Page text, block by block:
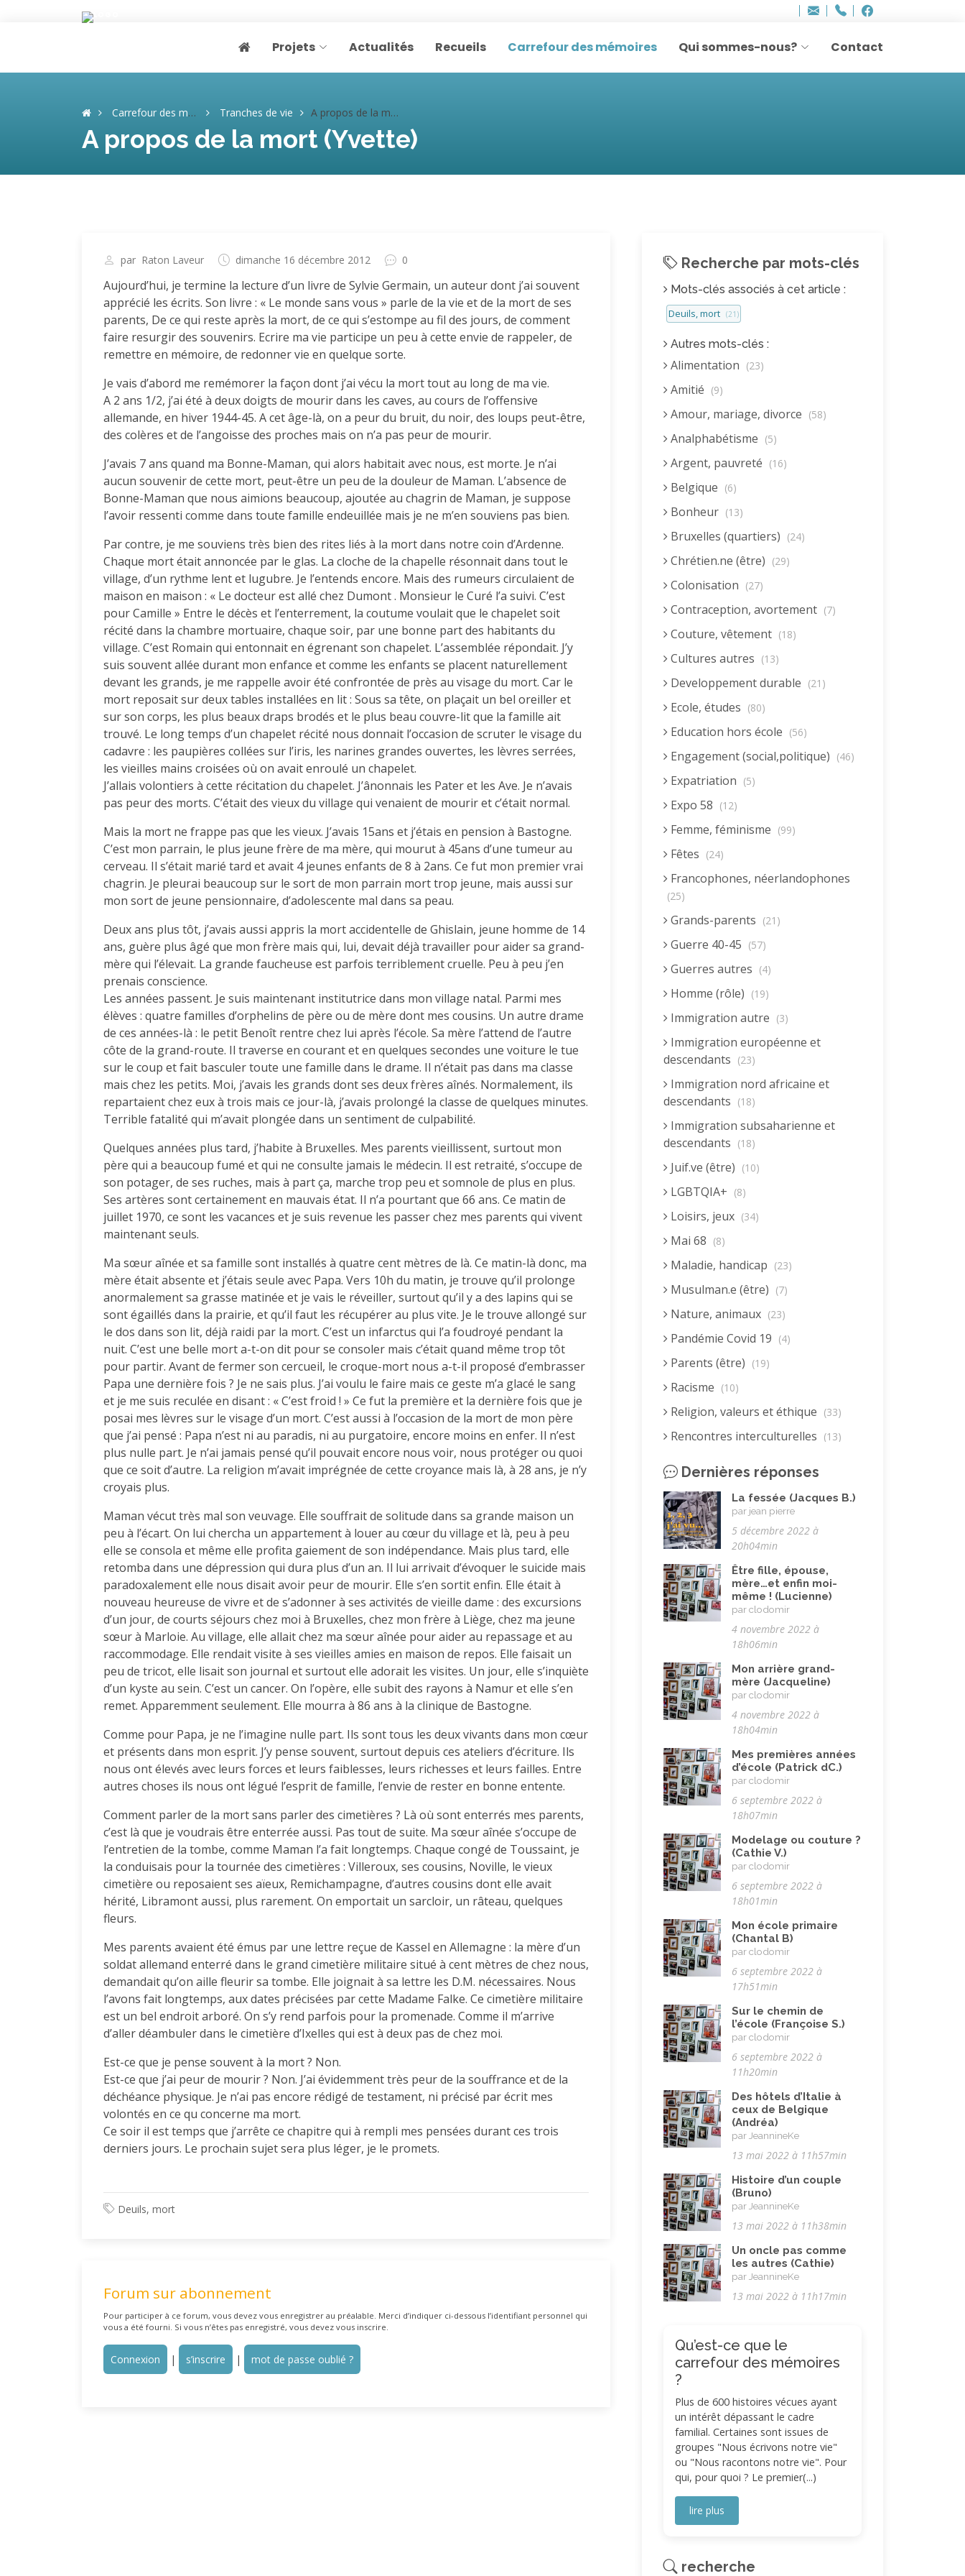
Adresse
mail
info..hâthe..
Tel.
Tel.
Page home
Projets Actualités Recueils Carrefour des mémoires Qui sommes-nous? Contact
Carrefour des mémoires Tranches de vie A propos de la mort (Yvette)
A propos de la mort (Yvette)
par Raton Laveur dimanche 16 décembre 2012 0
Aujourd’hui, je termine la lecture d’un livre de Sylvie Germain, un auteur dont j’ai souvent
apprécié les écrits. Son livre : « Le monde sans vous » parle de la vie et de la mort de ses
parents, De ce qui reste après la mort, de ce qui s’estompe au fil des jours, de comment
faire resurgir des souvenirs. Ecrire ma vie participe un peu à cette envie de rappeler, de
remettre en mémoire, de redonner vie en quelque sorte.
Je vais d’abord me remémorer la façon dont j’ai vécu la mort tout au long de ma vie.
A 2 ans 1/2, j’ai été à deux doigts de mourir dans les caves, au cours de l’offensive
allemande, en hiver 1944-45. A cet âge-là, on a peur du bruit, du noir, des loups peut-être,
des colères et de l’angoisse des proches mais on n’a pas peur de mourir.
J’avais 7 ans quand ma Bonne-Maman, qui alors habitait avec nous, est morte. Je n’ai
aucun souvenir de cette mort, peut-être un peu de la douleur de Maman. L’absence de
Bonne-Maman que nous aimions beaucoup, ajoutée au chagrin de Maman, je suppose
l’avoir ressenti comme dans toute famille endeuillée mais je ne m’en souviens pas bien.
Par contre, je me souviens très bien des rites liés à la mort dans notre coin d’Ardenne.
Chaque mort était annoncée par le glas. La cloche de la chapelle résonnait dans tout le
village, d’un rythme lent et lugubre. Je l’entends encore. Mais des rumeurs circulaient de
maison en maison : « Le docteur est allé chez Dumont . Monsieur le Curé l’a suivi. C’est
pour Camille » Entre le décès et l’enterrement, la coutume voulait que le chapelet soit
récité dans la chambre mortuaire, chaque soir, par une bonne part des habitants du
village. C’est Romain qui entonnait en égrenant son chapelet. L’assemblée répondait. J’y
suis souvent allée durant mon enfance et comme les enfants se placent naturellement
devant les grands, je me rappelle avoir été confrontée de près au visage du mort. Car le
mort reposait sur deux tables installées en lit : Sous sa tête, on plaçait un bel oreiller et
sur son corps, les plus beaux draps brodés et le plus beau couvre-lit que la famille ait
trouvé. Le long temps d’un chapelet récité nous donnait l’occasion de scruter le visage du
cadavre : les paupières collées sur l’iris, les narines grandes ouvertes, les lèvres serrées,
les vieilles mains croisées où on avait enroulé un chapelet.
J’allais volontiers à cette récitation du chapelet. J’ânonnais les Pater et les Ave. Je n’avais
pas peur des morts. C’était des vieux du village qui venaient de mourir et c’était normal.
Mais la mort ne frappe pas que les vieux. J’avais 15ans et j’étais en pension à Bastogne.
C’est mon parrain, le plus jeune frère de ma mère, qui mourut à 45ans d’une tumeur au
cerveau. Il s’était marié tard et avait 4 jeunes enfants de 8 à 2ans. Ce fut mon premier vrai
chagrin. Je pleurai beaucoup sur le sort de mon parrain mort trop jeune, mais aussi sur
mon sort de jeune pensionnaire, d’adolescente mal dans sa peau.
Deux ans plus tôt, j’avais aussi appris la mort accidentelle de Ghislain, jeune homme de 14
ans, guère plus âgé que mon frère mais qui, lui, devait déjà travailler pour aider sa grand-
mère qui l’élevait. La grande faucheuse est parfois terriblement cruelle. Peu à peu j’en
prenais conscience.
Les années passent. Je suis maintenant institutrice dans mon village natal. Parmi mes
élèves : quatre familles d’orphelins de père ou de mère dont mes cousins. Un autre drame
de ces années-là : le petit Benoît rentre chez lui après l’école. Sa mère l’attend de l’autre
côte de la grand-route. Il traverse en courant et en quelques secondes une voiture le tue
sur le coup et fait basculer toute une famille dans le drame. Il n’était pas dans ma classe
mais chez les petits. Moi, j’avais les grands dont ses deux frères aînés. Normalement, ils
repartaient chez eux à trois mais ce jour-là, j’avais prolongé la classe de quelques minutes.
Terrible fatalité qui m’avait plongée dans un sentiment de culpabilité.
Quelques années plus tard, j’habite à Bruxelles. Mes parents vieillissent, surtout mon
père qui a beaucoup fumé et qui ne consulte jamais le médecin. Il est retraité, s’occupe de
son potager, de ses ruches, mais à part ça, marche trop peu et somnole de plus en plus.
Ses artères sont certainement en mauvais état. Il n’a pourtant que 66 ans. Ce matin de
juillet 1970, ce sont les vacances et je suis revenue les passer chez mes parents qui vivent
maintenant seuls.
Ma sœur aînée et sa famille sont installés à quatre cent mètres de là. Ce matin-là donc, ma
mère était absente et j’étais seule avec Papa. Vers 10h du matin, je trouve qu’il prolonge
anormalement sa grasse matinée et je vais le réveiller, surtout qu’il y a des lapins qui se
sont égaillés dans la prairie, et qu’il faut les récupérer au plus vite. Je le trouve allongé sur
le dos dans son lit, déjà raidi par la mort. C’est un infarctus qui l’a foudroyé pendant la
nuit. C’est une belle mort a-t-on dit pour se consoler mais c’était quand même trop tôt
pour partir. Avant de fermer son cercueil, le croque-mort nous a-t-il proposé d’embrasser
Papa une dernière fois ? Je ne sais plus. J’ai voulu le faire mais ce geste m’a glacé le sang
et je me suis reculée en disant : « C’est froid ! » Ce fut la première et la dernière fois que je
posai mes lèvres sur le visage d’un mort. C’est aussi à l’occasion de la mort de mon père
que j’ai pensé : Papa n’est ni au paradis, ni au purgatoire, encore moins en enfer. Il n’est
plus nulle part. Je n’ai jamais pensé qu’il pouvait encore nous voir, nous protéger ou quoi
que ce soit d’autre. La religion m’avait imprégnée de cette croyance mais là, à 28 ans, je n’y
croyais plus.
Maman vécut très mal son veuvage. Elle souffrait de solitude dans sa grande maison un
peu à l’écart. On lui chercha un appartement à louer au cœur du village et là, peu à peu
elle se consola et même elle profita gaiement de son indépendance. Mais plus tard, elle
retomba dans une dépression qui dura plus d’un an. Il lui arrivait d’évoquer le suicide mais
paradoxalement elle nous disait avoir peur de mourir. Elle s’en sortit enfin. Elle était à
nouveau heureuse de vivre et de s’adonner à ses activités de vieille dame : des excursions
d’un jour, de courts séjours chez moi à Bruxelles, chez mon frère à Liège, chez ma jeune
sœur à Marloie. Au village, elle allait chez ma sœur aînée pour aider au repassage et au
raccommodage. Elle rendait visite à ses vieilles amies en maison de repos. Elle faisait un
peu de tricot, elle lisait son journal et surtout elle adorait les visites. Un jour, elle s’inquiète
d’un kyste au sein. C’est un cancer. On l’opère, elle subit des rayons à Namur et elle s’en
remet. Apparemment seulement. Elle mourra à 86 ans à la clinique de Bastogne.
Comme pour Papa, je ne l’imagine nulle part. Ils sont tous les deux vivants dans mon cœur
et présents dans mon esprit. J’y pense souvent, surtout depuis ces ateliers d’écriture. Ils
nous ont élevés avec leurs forces et leurs faiblesses, leurs richesses et leurs failles. Entre
autres choses ils nous ont légué l’esprit de famille, l’envie de rester en bonne entente.
Comment parler de la mort sans parler des cimetières ? Là où sont enterrés mes parents,
c’est là que je voudrais être enterrée aussi. Pas tout de suite. Ma sœur aînée s’occupe de
l’entretien de la tombe, comme Maman l’a fait longtemps. Chaque congé de Toussaint, je
la conduisais pour la tournée des cimetières : Villeroux, ses cousins, Noville, le vieux
cimetière ou reposaient ses aïeux, Remichampagne, d’autres cousins dont elle avait
hérité, Libramont aussi, plus rarement. On emportait un sarcloir, un râteau, quelques
fleurs.
Mes parents avaient été émus par une lettre reçue de Kassel en Allemagne : la mère d’un
soldat allemand enterré dans le grand cimetière militaire situé à cent mètres de chez nous,
demandait qu’on aille fleurir sa tombe. Elle joignait à sa lettre les D.M. nécessaires. Nous
l’avons fait longtemps, aux dates précisées par cette Madame Falke. Ce cimetière militaire
est un bel endroit arboré. On s’y rend parfois pour la promenade. Comme il m’arrive
d’aller déambuler dans le cimetière d’Ixelles qui est à deux pas de chez moi.
Est-ce que je pense souvent à la mort ? Non.
Est-ce que j’ai peur de mourir ? Non. J’ai évidemment très peur de la souffrance et de la
déchéance physique. Je n’ai pas encore rédigé de testament, ni précisé par écrit mes
volontés en ce qu concerne ma mort.
Ce soir il est temps que j’arrête ce chapitre qui à rempli mes pensées durant ces trois
derniers jours. Le prochain sujet sera plus léger, je le promets.
Deuils, mort
Forum sur abonnement
Pour participer à ce forum, vous devez vous enregistrer au préalable. Merci d’indiquer ci-dessous l’identifiant personnel qui
vous a été fourni. Si vous n’êtes pas enregistré, vous devez vous inscrire.
Connexion | s’inscrire | mot de passe oublié ?
Recherche par mots-clés
Mots-clés associés à cet article :
Deuils, mort (21)
Autres mots-clés :
Alimentation (23)
Amitié (9)
Amour, mariage, divorce (58)
Analphabétisme (5)
Argent, pauvreté (16)
Belgique (6)
Bonheur (13)
Bruxelles (quartiers) (24)
Chrétien.ne (être) (29)
Colonisation (27)
Contraception, avortement (7)
Couture, vêtement (18)
Cultures autres (13)
Developpement durable (21)
Ecole, études (80)
Education hors école (56)
Engagement (social,politique) (46)
Expatriation (5)
Expo 58 (12)
Femme, féminisme (99)
Fêtes (24)
Francophones, néerlandophones
(25)
Grands-parents (21)
Guerre 40-45 (57)
Guerres autres (4)
Homme (rôle) (19)
Immigration autre (3)
Immigration européenne et
descendants (23)
Immigration nord africaine et
descendants (18)
Immigration subsaharienne et
descendants (18)
Juif.ve (être) (10)
LGBTQIA+ (8)
Loisirs, jeux (34)
Mai 68 (8)
Maladie, handicap (23)
Musulman.e (être) (7)
Nature, animaux (23)
Pandémie Covid 19 (4)
Parents (être) (19)
Racisme (10)
Religion, valeurs et éthique (33)
Rencontres interculturelles (13)
Solidarité (24)
Solitude (8)
Travail (102)
Vacances (19)
Vie quotidienne (44)
Voyages (38)
Dernières réponses
La fessée (Jacques B.)
par jean pierre
5 décembre 2022 à
20h04min
Être fille, épouse,
mère…et enfin moi-
même ! (Lucienne)
par clodomir
4 novembre 2022 à
18h06min
Mon arrière grand-
mère (Jacqueline)
par clodomir
4 novembre 2022 à
18h04min
Mes premières années
d’école (Patrick dC.)
par clodomir
6 septembre 2022 à
18h07min
Modelage ou couture ?
(Cathie V.)
par clodomir
6 septembre 2022 à
18h01min
Mon école primaire
(Chantal B)
par clodomir
6 septembre 2022 à
17h51min
Sur le chemin de
l’école (Françoise S.)
par clodomir
6 septembre 2022 à
11h20min
Des hôtels d’Italie à
ceux de Belgique
(Andréa)
par JeannineKe
13 mai 2022 à 11h57min
Histoire d’un couple
(Bruno)
par JeannineKe
13 mai 2022 à 11h38min
Un oncle pas comme
les autres (Cathie)
par JeannineKe
13 mai 2022 à 11h17min
Qu’est-ce que le
carrefour des mémoires
?
Plus de 600 histoires vécues ayant
un intérêt dépassant le cadre
familial. Certaines sont issues de
groupes "Nous écrivons notre vie"
ou "Nous racontons notre vie". Pour
qui, pour quoi ? Le premier(...)
lire plus
recherche